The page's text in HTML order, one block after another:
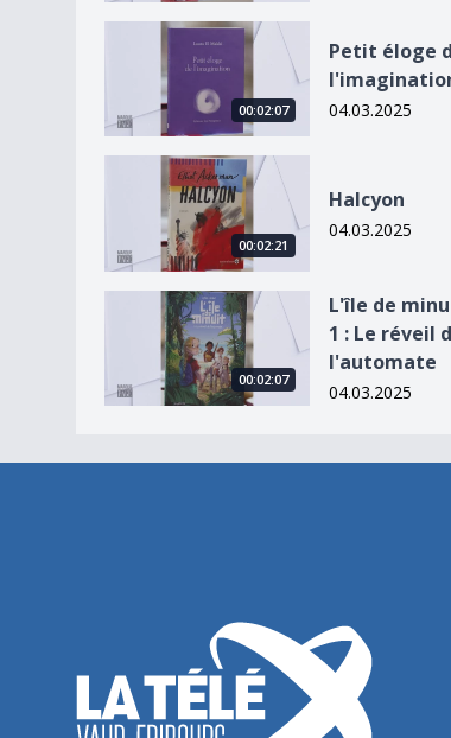
Petit éloge de l&#039;imagination
00:02:07
Petit éloge
04.03.2025
Halcyon
00:02:21
Halcyon
04.03.2025
L&#039;île de minuit, Tome 1 : Le
00:02:07
L'île de
1 : Le réveil
l'automate
04.03.2025